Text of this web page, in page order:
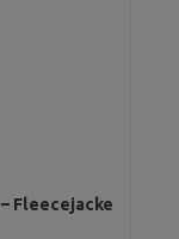
Fleecejacke